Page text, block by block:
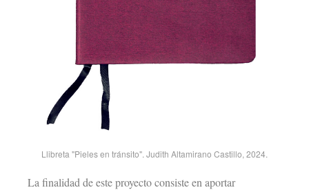
Llibreta "Pieles en tránsito". Judith Altamirano Castillo, 2024.
La finalidad de este proyecto consiste en aportar